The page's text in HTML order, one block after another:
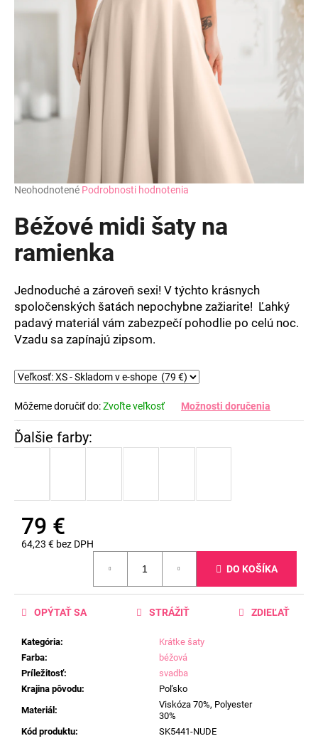
Priemerné
produktu
je
hviezdičiek.
Neohodnotené Podrobnosti hodnotenia
Béžové midi šaty na
ramienka
Jednoduché a zároveň sexi! V týchto krásnych
spoločenských šatách nepochybne zažiarite! Ľahký
padavý materiál vám zabezpečí pohodlie po celú noc.
Vzadu sa zapínajú zipsom.
Môžeme doručiť do:Zvoľte veľkosť Možnosti doručenia
79 €
64,23 € bez DPH
DO KOŠÍKA
Kategória:
Krátke šaty
Farba:
béžová
Príležitosť:
svadba
Krajina pôvodu:
Poľsko
Materiál :
Viskóza 70%, Polyester
30%
Kód produktu: SK5441-NUDE
OPÝTAŤ SA STRÁŽIŤ ZDIEĽAŤ